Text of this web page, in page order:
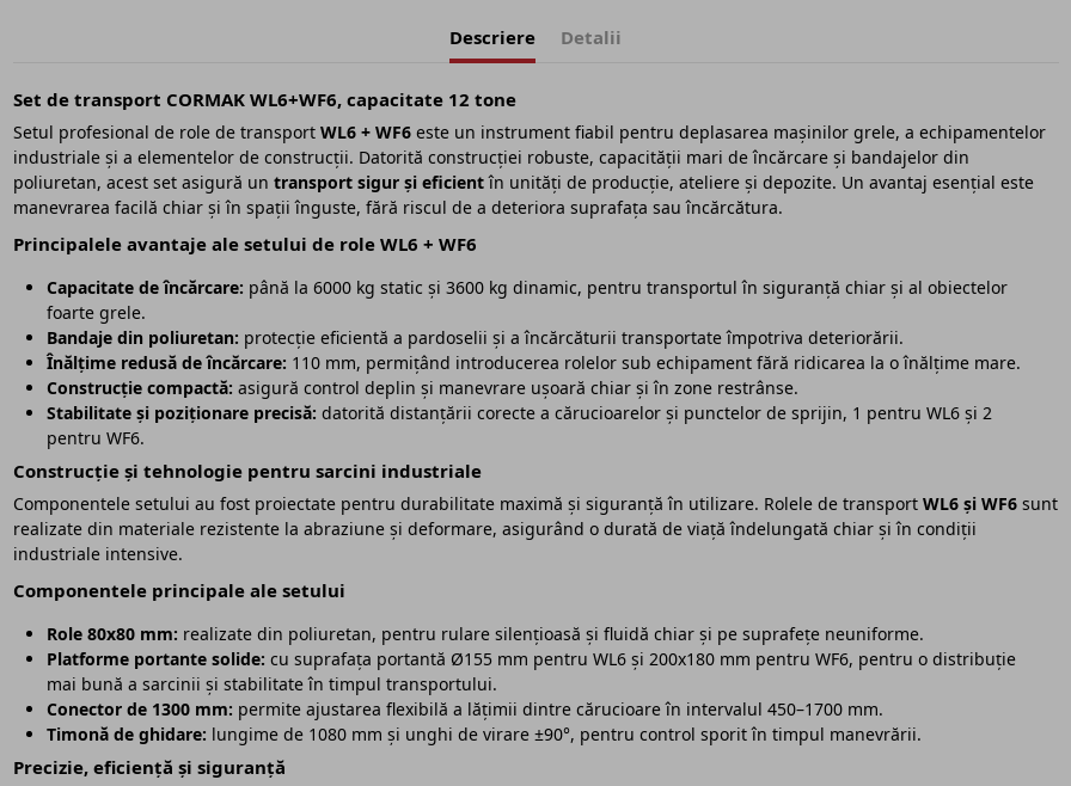
Descriere Detalii
Set de transport CORMAK WL6+WF6, capacitate 12 tone
Setul profesional de role de transport WL6 + WF6este un instrument fiabil pentru deplasarea mașinilor grele, a echipamentelor
industriale și a elementelor de construcții. Datorită construcției robuste, capacității mari de încărcare și bandajelor din
poliuretan, acest set asigură un transport sigur și eficientîn unități de producție, ateliere și depozite. Un avantaj esențial este
manevrarea facilă chiar și în spații înguste, fără riscul de a deteriora suprafața sau încărcătura.
Principalele avantaje ale setului de role WL6 + WF6
Capacitate de încărcare: până la 6000 kg static și 3600 kg dinamic, pentru transportul în siguranță chiar și al obiectelor
foarte grele.
Bandaje din poliuretan: protecție eficientă a pardoselii și a încărcăturii transportate împotriva deteriorării.
Înălțime redusă de încărcare: 110 mm, permițând introducerea rolelor sub echipament fără ridicarea la o înălțime mare.
Construcție compactă: asigură control deplin și manevrare ușoară chiar și în zone restrânse.
Stabilitate și poziționare precisă: datorită distanțării corecte a cărucioarelor și punctelor de sprijin, 1 pentru WL6 și 2
pentru WF6.
Construcție și tehnologie pentru sarcini industriale
Componentele setului au fost proiectate pentru durabilitate maximă și siguranță în utilizare. Rolele de transport WL6 și WF6sunt
realizate din materiale rezistente la abraziune și deformare, asigurând o durată de viață îndelungată chiar și în condiții
industriale intensive.
Componentele principale ale setului
Role 80x80 mm: realizate din poliuretan, pentru rulare silențioasă și fluidă chiar și pe suprafețe neuniforme.
Platforme portante solide: cu suprafața portantă Ø155 mm pentru WL6 și 200x180 mm pentru WF6, pentru o distribuție
mai bună a sarcinii și stabilitate în timpul transportului.
Conector de 1300 mm: permite ajustarea flexibilă a lățimii dintre cărucioare în intervalul 450–1700 mm.
Timonă de ghidare: lungime de 1080 mm și unghi de virare ±90°, pentru control sporit în timpul manevrării.
Precizie, eficiență și siguranță